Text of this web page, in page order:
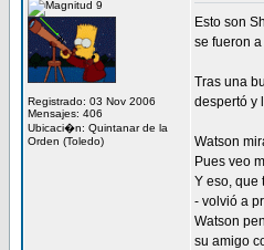
Registrado: 03 Nov 2006
Mensajes: 406
Ubicaci�n: Quintanar de la
Orden (Toledo)
Esto son
se fueron
Tras una
despertó y
Watson
Pues veo
Y eso, que
- volvió a
Watson
su amigo